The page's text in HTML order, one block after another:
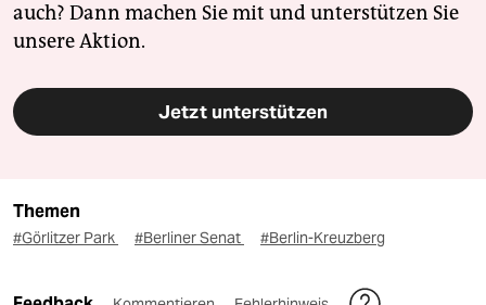
auch? Dann machen Sie mit und unterstützen Sie
unsere Aktion.
Jetzt unterstützen
Themen
#Görlitzer Park #Berliner Senat #Berlin-Kreuzberg